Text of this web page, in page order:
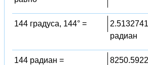
144 градуса, 144° =
радиан
144 радиан =